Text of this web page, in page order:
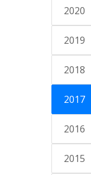
2020
2019
2018
2017
2016
2015